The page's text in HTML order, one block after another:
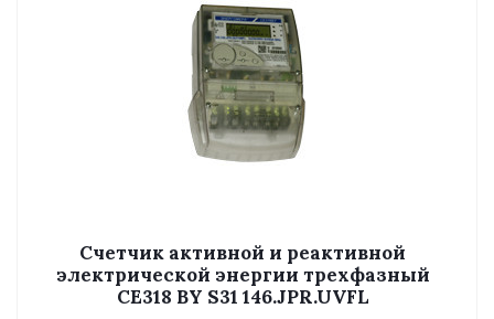
Счетчик активной и реактивной
электрической энергии трехфазный
СЕ318 BY S31 146.JPR.UVFL